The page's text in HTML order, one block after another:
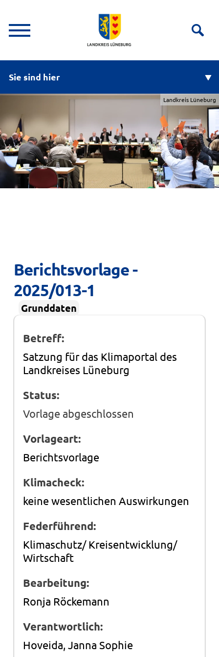
Sie sind hier
Landkreis Lüneburg
Berichtsvorlage -
2025/013-1
Grunddaten
Betreff:
Satzung für das Klimaportal des
Landkreises Lüneburg
Status:
Vorlage abgeschlossen
Vorlageart:
Berichtsvorlage
Klimacheck:
keine wesentlichen Auswirkungen
Federführend:
Klimaschutz/ Kreisentwicklung/
Wirtschaft
Bearbeitung:
Ronja Röckemann
Verantwortlich:
Hoveida, Janna Sophie